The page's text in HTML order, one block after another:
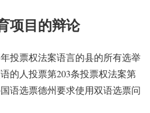
项目的辩论
投票权法案语言的县的所有选举
的人投票第203条投票权法案第
语选票德州要求使用双语选票问